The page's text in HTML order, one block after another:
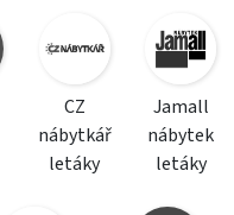
CZ
nábytkář
letáky
Jamall
nábytek
letáky